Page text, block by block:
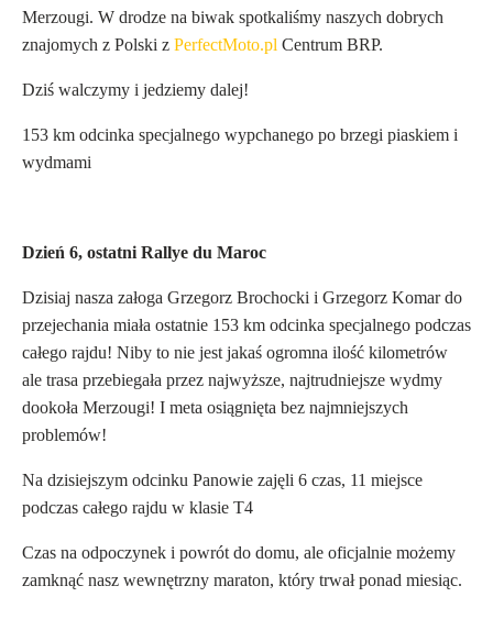
Merzougi. W drodze na biwak spotkaliśmy naszych dobrych
znajomych z Polski z PerfectMoto.pl Centrum BRP.
Dziś walczymy i jedziemy dalej!
153 km odcinka specjalnego wypchanego po brzegi piaskiem i
wydmami
Dzień 6, ostatni Rallye du Maroc
Dzisiaj nasza załoga Grzegorz Brochocki i Grzegorz Komar do
przejechania miała ostatnie 153 km odcinka specjalnego podczas
całego rajdu! Niby to nie jest jakaś ogromna ilość kilometrów
ale trasa przebiegała przez najwyższe, najtrudniejsze wydmy
dookoła Merzougi! I meta osiągnięta bez najmniejszych
problemów!
Na dzisiejszym odcinku Panowie zajęli 6 czas, 11 miejsce
podczas całego rajdu w klasie T4
Czas na odpoczynek i powrót do domu, ale oficjalnie możemy
zamknąć nasz wewnętrzny maraton, który trwał ponad miesiąc.